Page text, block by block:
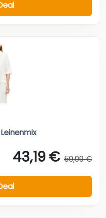
43,19 € 59,99 €